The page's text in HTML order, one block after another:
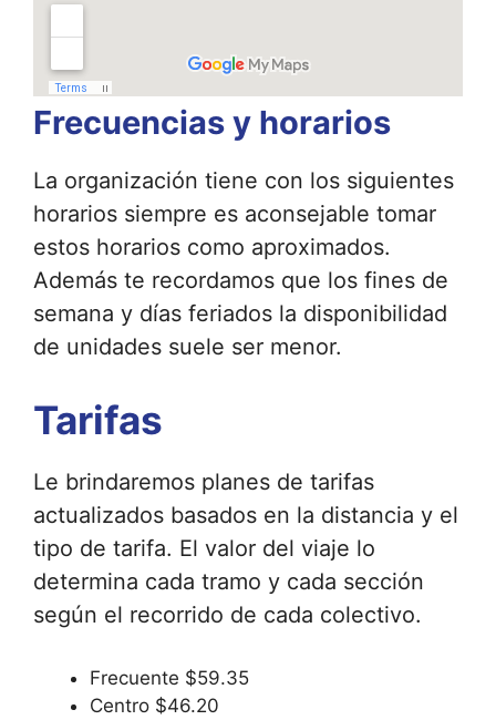
Frecuencias y horarios
La organización tiene con los siguientes
horarios siempre es aconsejable tomar
estos horarios como aproximados.
Además te recordamos que los fines de
semana y días feriados la disponibilidad
de unidades suele ser menor.
Tarifas
Le brindaremos planes de tarifas
actualizados basados ​​en la distancia y el
tipo de tarifa. El valor del viaje lo
determina cada tramo y cada sección
según el recorrido de cada colectivo.
Frecuente $59.35
Centro $46.20